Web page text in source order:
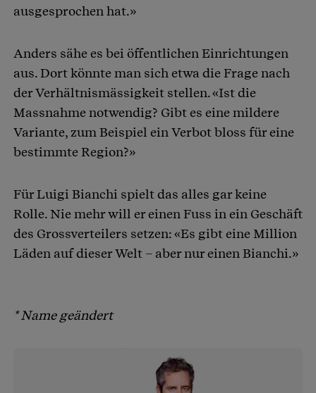
ausgesprochen hat.»
Anders sähe es bei öffentlichen Einrichtungen
aus. Dort könnte man sich etwa die Frage nach
der Verhältnismässigkeit stellen. «Ist die
Massnahme notwendig? Gibt es eine mildere
Variante, zum Beispiel ein Verbot bloss für eine
bestimmte Region?»
Für Luigi Bianchi spielt das alles gar keine
Rolle. Nie mehr will er einen Fuss in ein Geschäft
des Grossverteilers setzen: «Es gibt eine Million
Läden auf dieser Welt – aber nur einen Bianchi.»
* Name geändert